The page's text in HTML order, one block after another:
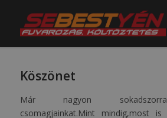
Köszönet
Már nagyon
csomagjainkat.Mint mindig,most is